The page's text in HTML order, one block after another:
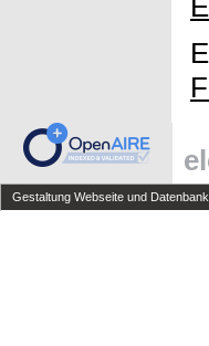
Gestaltung Webseite und